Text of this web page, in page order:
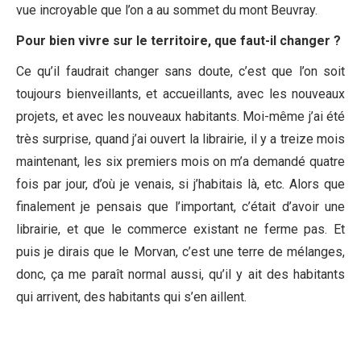
vue incroyable que l’on a au sommet du mont Beuvray.
Pour bien vivre sur le territoire, que faut-il changer ?
Ce qu’il faudrait changer sans doute, c’est que l’on soit
toujours bienveillants, et accueillants, avec les nouveaux
projets, et avec les nouveaux habitants. Moi-même j’ai été
très surprise, quand j’ai ouvert la librairie, il y a treize mois
maintenant, les six premiers mois on m’a demandé quatre
fois par jour, d’où je venais, si j’habitais là, etc. Alors que
finalement je pensais que l’important, c’était d’avoir une
librairie, et que le commerce existant ne ferme pas. Et
puis je dirais que le Morvan, c’est une terre de mélanges,
donc, ça me paraît normal aussi, qu’il y ait des habitants
qui arrivent, des habitants qui s’en aillent.